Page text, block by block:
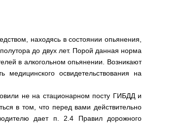
находясь в состоянии опьянения,
до двух лет. Порой данная норма
в алкогольном опьянении. Возникают
медицинского освидетельствования на
не на стационарном посту ГИБДД и
в том, что перед вами действительно
дает п. 2.4 Правил дорожного